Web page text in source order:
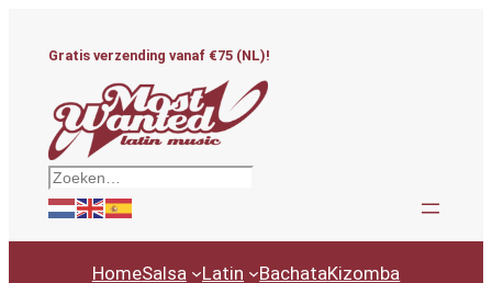
Gratis verzending vanaf €75 (NL)!
Zoeken
HomeSalsa Latin BachataKizomba